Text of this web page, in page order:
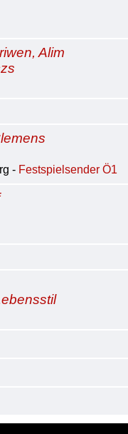
Alim
- Festspielsender Ö1